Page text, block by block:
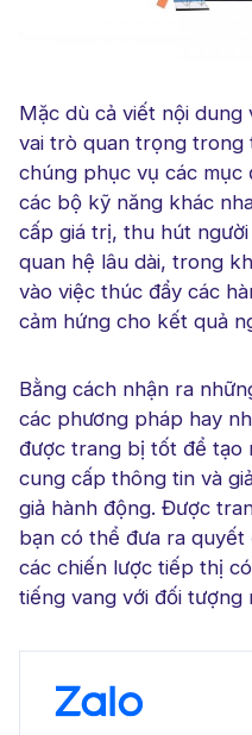
Mặc dù cả viết nội dung
vai trò quan trọng
chúng phục vụ các mục
các bộ kỹ năng khác
cấp giá trị, thu hút
quan hệ lâu dài, trong
vào việc thúc đẩy các
cảm hứng cho kết quả
Bằng cách nhận ra
các phương pháp hay
được trang bị tốt để tạo
cung cấp thông tin và
giả hành động. Được
bạn có thể đưa ra
các chiến lược tiếp thị
tiếng vang với đối tượng